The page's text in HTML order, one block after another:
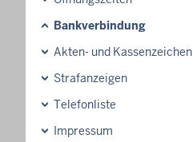
Bankverbindung
Akten- und Kassenzeichen
Strafanzeigen
Telefonliste
Impressum